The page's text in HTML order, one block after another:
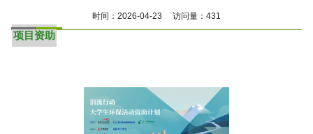
项目资助
时间：2026-04-23 访问量：431